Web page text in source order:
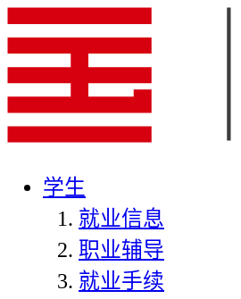
学生
就业信息
职业辅导
就业手续